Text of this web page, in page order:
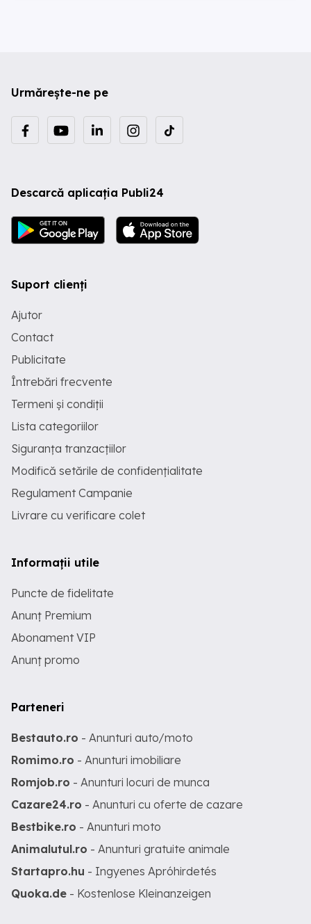
Urmărește-ne pe
Descarcă aplicația Publi24
Suport clienți
Ajutor
Contact
Publicitate
Întrebări frecvente
Termeni și condiții
Lista categoriilor
Siguranța tranzacțiilor
Modifică setările de confidențialitate
Regulament Campanie
Livrare cu verificare colet
Informații utile
Puncte de fidelitate
Anunț Premium
Abonament VIP
Anunț promo
Parteneri
Bestauto.ro - Anunturi auto/moto
Romimo.ro - Anunturi imobiliare
Romjob.ro - Anunturi locuri de munca
Cazare24.ro - Anunturi cu oferte de cazare
Bestbike.ro - Anunturi moto
Animalutul.ro - Anunturi gratuite animale
Startapro.hu - Ingyenes Apróhirdetés
Quoka.de - Kostenlose Kleinanzeigen